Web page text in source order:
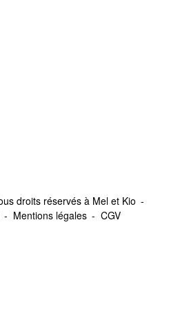
droits réservés à Mel et Kio
Mentions légales CGV